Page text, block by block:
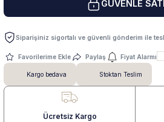
GÜVENLE
Siparişiniz sigortalı ve güvenli gönderim ile
Paylaş Fiyat Alarmı
Kargo bedava Stoktan Teslim
Ücretsiz Kargo